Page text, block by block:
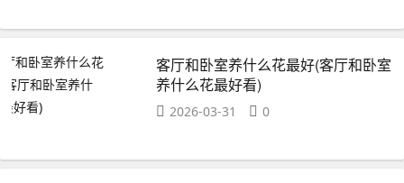
客厅和卧室养什么花最好(客厅和卧室
养什么花最好看)
2026-03-31 0